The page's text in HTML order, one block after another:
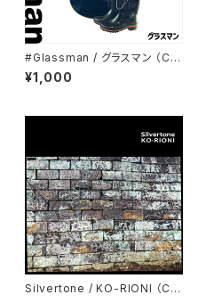
#Glassman / グラスマン （C
D）
¥1,000
Silvertone / KO-RIONI （C